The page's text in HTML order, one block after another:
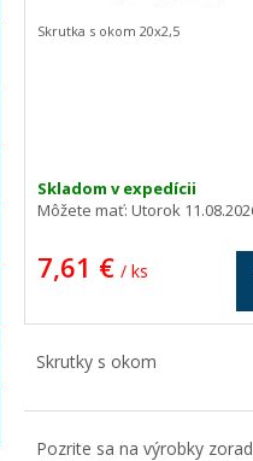
Skladom v expedícii
Môžete mať: Utorok
7,61 € / ks
Skrutka s okom 20x2,5
Skrutky s okom
Pozrite sa na výrobky